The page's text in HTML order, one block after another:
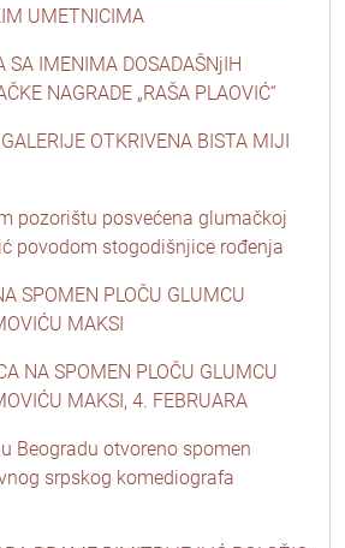
UMETNICIMA
SA IMENIMA DOSADAŠNjIH
NAGRADE „RAŠA PLAOVIĆ“
OTKRIVENA BISTA MIJI
pozorištu posvećena glumačkoj
povodom stogodišnjice rođenja
SPOMEN PLOČU GLUMCU
MAKSI
NA SPOMEN PLOČU GLUMCU
MAKSI, 4. FEBRUARA
Beogradu otvoreno spomen
srpskog komediografa